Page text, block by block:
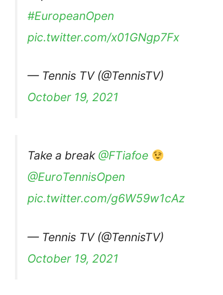
#EuropeanOpen
pic.twitter.com/x01GNgp7Fx
— Tennis TV (@TennisTV)
October 19, 2021
Take a break @FTiafoe
@EuroTennisOpen
pic.twitter.com/g6W59w1cAz
— Tennis TV (@TennisTV)
October 19, 2021